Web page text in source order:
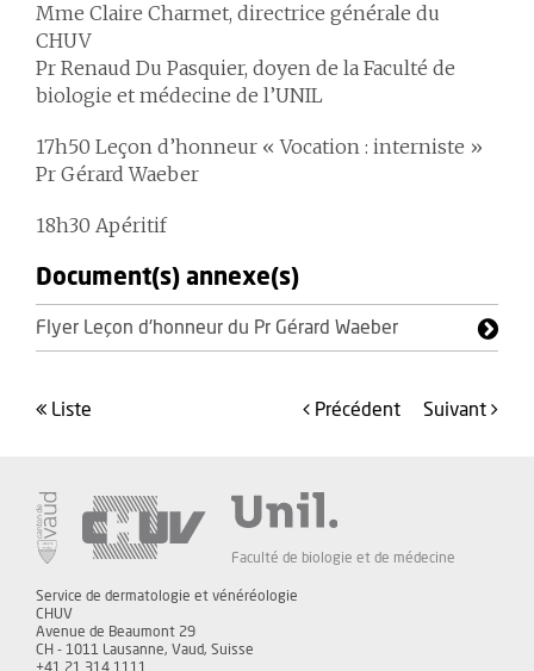
Mme Claire Charmet, directrice générale du
CHUV
Pr Renaud Du Pasquier, doyen de la Faculté de
biologie et médecine de l’UNIL
17h50 Leçon d’honneur « Vocation : interniste »
Pr Gérard Waeber
18h30 Apéritif
Document(s) annexe(s)
Flyer Leçon d'honneur du Pr Gérard Waeber
liste précédent suivant
Faculté de biologie et de médecine
Service de dermatologie et vénéréologie
CHUV
Avenue de Beaumont 29
CH - 1011 Lausanne, Vaud, Suisse
+41 21 314 1111